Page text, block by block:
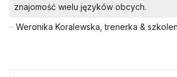
znajomość wielu języków obcych.
– Weronika Koralewska, trenerka &